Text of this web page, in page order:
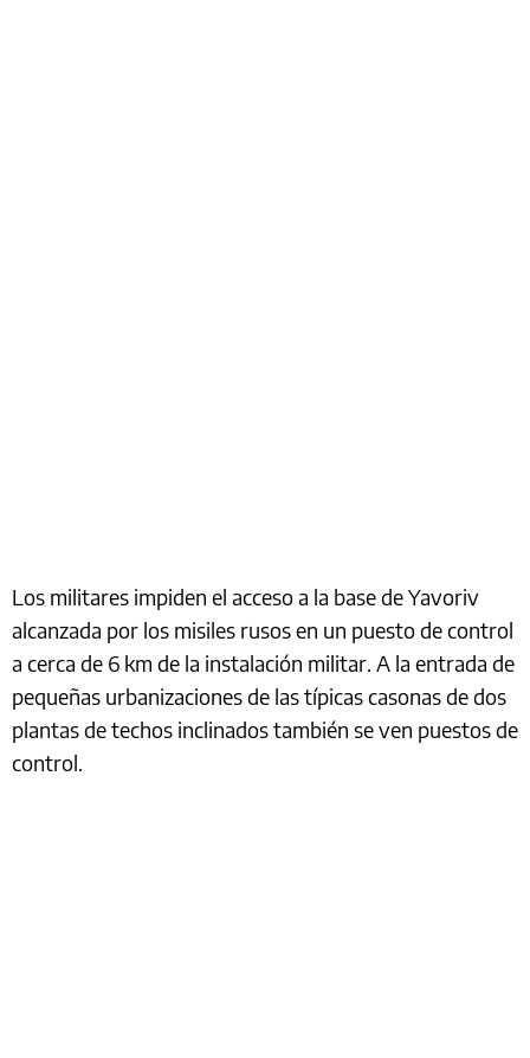
Los militares impiden el acceso a la base de Yavoriv
alcanzada por los misiles rusos en un puesto de control
a cerca de 6 km de la instalación militar. A la entrada de
pequeñas urbanizaciones de las típicas casonas de dos
plantas de techos inclinados también se ven puestos de
control.